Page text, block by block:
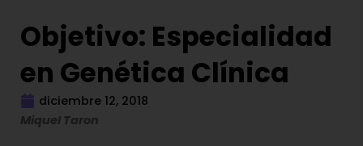
Objetivo: Especialidad
en Genética Clínica
diciembre 12, 2018
Miquel Taron
Página
,Página
,Página
,Página
,Página